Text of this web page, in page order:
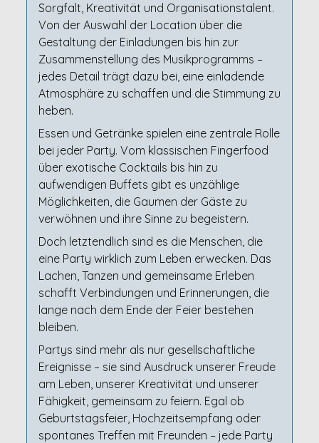
Sorgfalt, Kreativität und Organisationstalent.
Von der Auswahl der Location über die
Gestaltung der Einladungen bis hin zur
Zusammenstellung des Musikprogramms –
jedes Detail trägt dazu bei, eine einladende
Atmosphäre zu schaffen und die Stimmung zu
heben.
Essen und Getränke spielen eine zentrale Rolle
bei jeder Party. Vom klassischen Fingerfood
über exotische Cocktails bis hin zu
aufwendigen Buffets gibt es unzählige
Möglichkeiten, die Gaumen der Gäste zu
verwöhnen und ihre Sinne zu begeistern.
Doch letztendlich sind es die Menschen, die
eine Party wirklich zum Leben erwecken. Das
Lachen, Tanzen und gemeinsame Erleben
schafft Verbindungen und Erinnerungen, die
lange nach dem Ende der Feier bestehen
bleiben.
Partys sind mehr als nur gesellschaftliche
Ereignisse – sie sind Ausdruck unserer Freude
am Leben, unserer Kreativität und unserer
Fähigkeit, gemeinsam zu feiern. Egal ob
Geburtstagsfeier, Hochzeitsempfang oder
spontanes Treffen mit Freunden – jede Party